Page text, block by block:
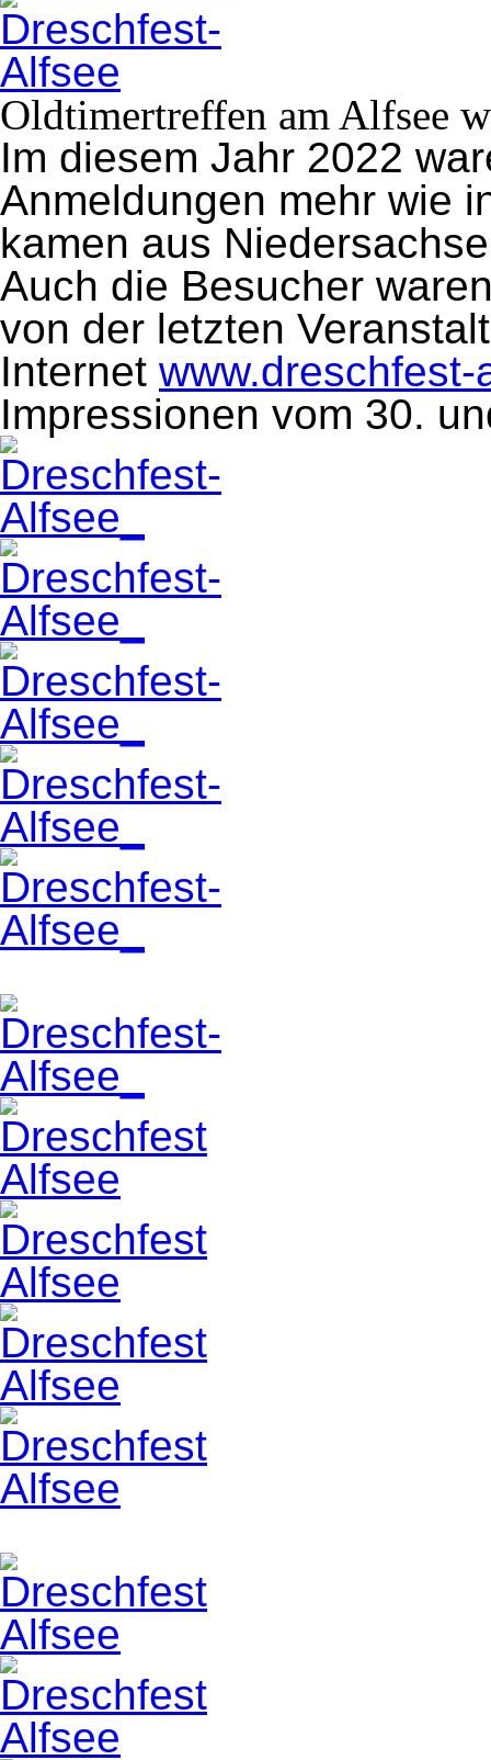
Oldtimertreffen am Alfsee
Im diesem Jahr 2022
Anmeldungen mehr wie
kamen aus
Auch die Besucher
von der letzten
Internet
Impressionen vom 30.